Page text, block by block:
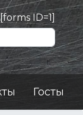
[forms ID=1]
Госты